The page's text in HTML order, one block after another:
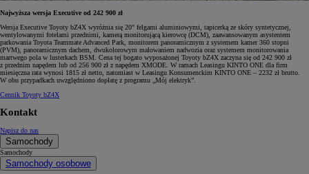
Najwyższa wersja Executive od 242 900 zł
Wersja Executive Toyoty bZ4X wyróżnia się 20" felgami aluminiowymi, tapicerką ze skóry syntetycznej,
wentylowanymi fotelami przednimi, kamerą monitorującą kierowcę (DCM), zaawansowanym asystentem
parkowania Toyota Teammate Advanced Park, monitorem panoramicznym z systemem kamer 360 stopni
(PVM), panoramicznym dachem, dwukolorowym malowaniem nadwozia oraz systemem monitorowania
martwego pola w lusterkach BSM. Cena tej bogato wyposażonej Toyoty bZ4X zaczyna się od 242 900 zł
z przednim napędem lub od 256 900 zł z napędem XMODE. W ramach Leasingu KINTO ONE dla firm
miesięczna rata wynosi 1815 zł netto, natomiast w Leasingu Konsumenckim KINTO ONE – 2232 zł brutto.
W obu przypadkach uwzględniono dopłatę z programu „Mój elektryk”.
Cennik Toyoty bZ4X
Kontakt
Napisz do nas
Samochody
Samochody
Samochody osobowe